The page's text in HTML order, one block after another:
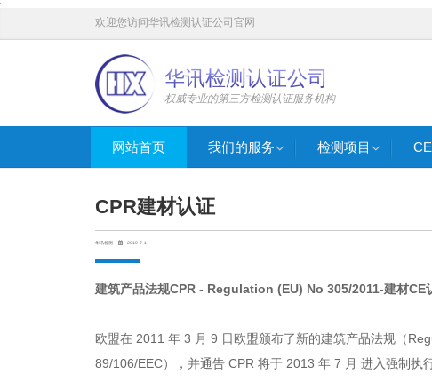
'
欢迎您访问华讯检测认证公司官网
华讯检测认证公司
权威专业的第三方检测认证服务机构
网站首页 我们的服务 检测项目
CPR建材认证
华讯检测 2019-7-1
建筑产品法规CPR - Regulation (EU) No 305/2011-建材CE
欧盟在 2011 年 3 月 9 日欧盟颁布了新的建筑产品法规（
89/106/EEC），并通告 CPR 将于 2013 年 7 月 进入强制执行